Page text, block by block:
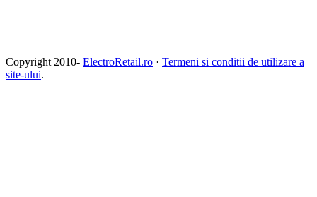
Copyright 2010- ElectroRetail.ro · Termeni si conditii de utilizare a
site-ului.